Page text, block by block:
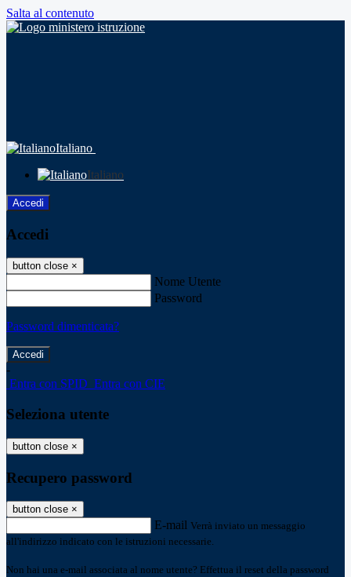
Salta al contenuto
Italiano
Italiano
Accedi
Accedi
button close ×
Nome Utente
Password
Password dimenticata?
-
Entra con SPID Entra con CIE
Seleziona utente
button close ×
Recupero password
button close ×
E-mail Verrà inviato un messaggio
all'indirizzo indicato con le istruzioni necessarie.
Non hai una e-mail associata al nome utente? Effettua il reset della password